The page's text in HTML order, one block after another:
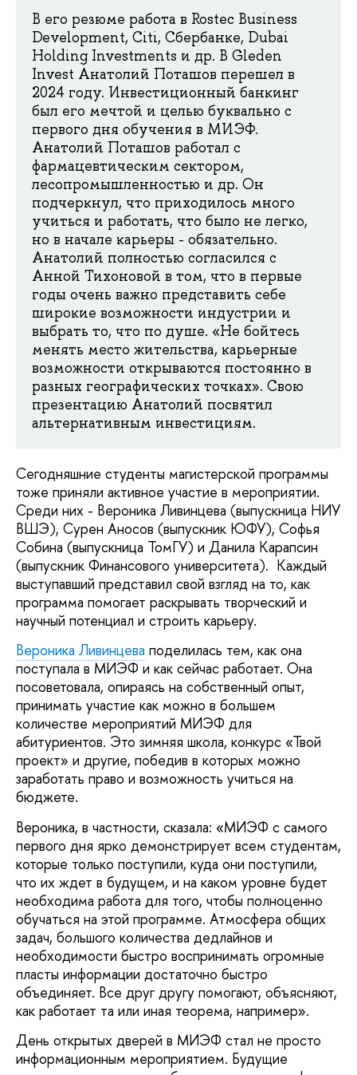
В его резюме работа в Rostec Business
Development, Citi, Сбербанке, Dubai
Holding Investments и др. В Gleden
Invest Анатолий Поташов перешел в
2024 году. Инвестиционный банкинг
был его мечтой и целью буквально с
первого дня обучения в МИЭФ.
Анатолий Поташов работал с
фармацевтическим сектором,
лесопромышленностью и др. Он
подчеркнул, что приходилось много
учиться и работать, что было не легко,
но в начале карьеры - обязательно.
Анатолий полностью согласился с
Анной Тихоновой в том, что в первые
годы очень важно представить себе
широкие возможности индустрии и
выбрать то, что по душе. «Не бойтесь
менять место жительства, карьерные
возможности открываются постоянно в
разных географических точках». Свою
презентацию Анатолий посвятил
альтернативным инвестициям.
Сегодняшние студенты магистерской программы
тоже приняли активное участие в мероприятии.
Среди них - Вероника Ливинцева (выпускница НИУ
ВШЭ), Сурен Аносов (выпускник ЮФУ), Софья
Собина (выпускница ТомГУ) и Данила Карапсин
(выпускник Финансового университета). Каждый
выступавший представил свой взгляд на то, как
программа помогает раскрывать творческий и
научный потенциал и строить карьеру.
Вероника Ливинцева поделилась тем, как она
поступала в МИЭФ и как сейчас работает. Она
посоветовала, опираясь на собственный опыт,
принимать участие как можно в большем
количестве мероприятий МИЭФ для
абитуриентов. Это зимняя школа, конкурс «Твой
проект» и другие, победив в которых можно
заработать право и возможность учиться на
бюджете.
Вероника, в частности, сказала: «МИЭФ с самого
первого дня ярко демонстрирует всем студентам,
которые только поступили, куда они поступили,
что их ждет в будущем, и на каком уровне будет
необходима работа для того, чтобы полноценно
обучаться на этой программе. Атмосфера общих
задач, большого количества дедлайнов и
необходимости быстро воспринимать огромные
пласты информации достаточно быстро
объединяет. Все друг другу помогают, объясняют,
как работает та или иная теорема, например».
День открытых дверей в МИЭФ стал не просто
информационным мероприятием. Будущие